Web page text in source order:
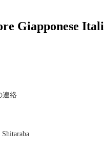
Giapponese
連絡